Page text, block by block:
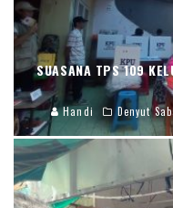
SUASANA TPS 109
Handi Denyut